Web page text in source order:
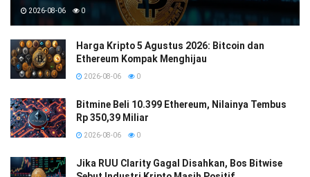
2026-08-06 0
Harga Kripto 5 Agustus 2026: Bitcoin dan
Ethereum Kompak Menghijau
2026-08-06 0
Bitmine Beli 10.399 Ethereum, Nilainya Tembus
Rp 350,39 Miliar
2026-08-06 0
Jika RUU Clarity Gagal Disahkan, Bos Bitwise